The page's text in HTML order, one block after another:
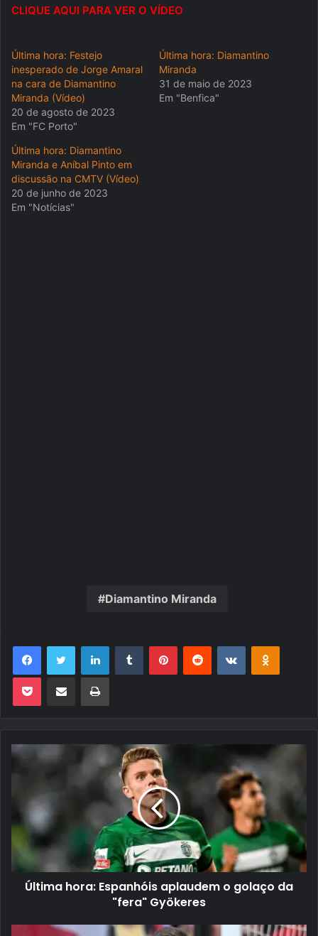
CLIQUE AQUI PARA VER O VÍDEO
Última hora: Festejo
inesperado de Jorge Amaral
na cara de Diamantino
Miranda (Vídeo)
20 de agosto de 2023
Em "FC Porto"
Última hora: Diamantino
Miranda
31 de maio de 2023
Em "Benfica"
Última hora: Diamantino
Miranda e Aníbal Pinto em
discussão na CMTV (Vídeo)
20 de junho de 2023
Em "Notícias"
Diamantino Miranda
FacebookTwitter LinkedinTumblr PinterestReddit VK OK
Pocket Compartilhar via e-mail Imprimir
Última hora: Espanhóis aplaudem o golaço da
"fera" Gyökeres